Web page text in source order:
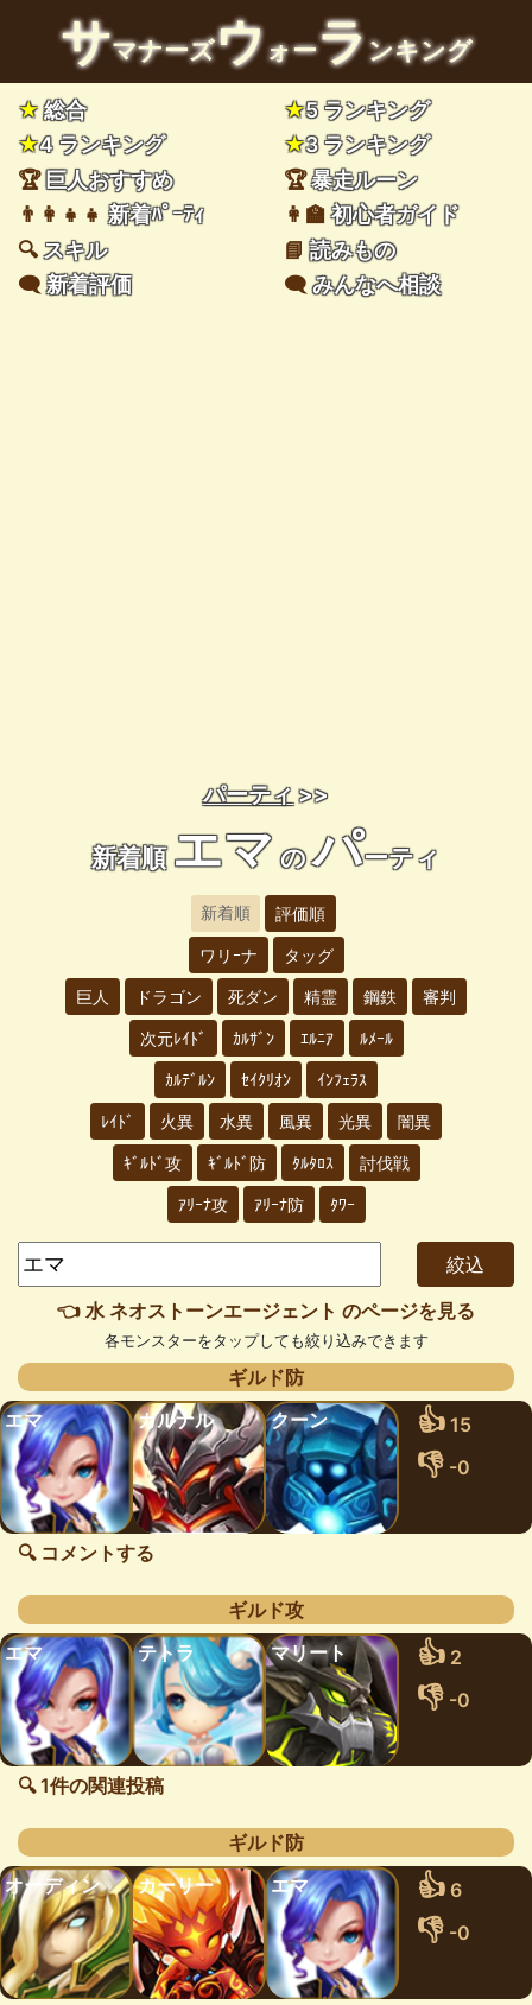
サマナーズウォーランキング
★総合 ★5 ランキング
★4 ランキング ★3 ランキング
🏆巨人おすすめ 🏆暴走ルーン
👨‍👩‍👧‍👧新着ﾊﾟｰﾃｨ 👩‍🏫初心者ガイド
🔍スキル 📘読みもの
🗨️新着評価 🗨️みんなへ相談
パーティ >>
新着順エマ のパーティ
新着順 評価順
ワリｰナ タッグ
巨人 ドラゴン 死ダン 精霊 鋼鉄 審判
次元ﾚｲﾄﾞ ｶﾙｻﾞﾝ ｴﾙﾆｱ ﾙﾒｰﾙ
ｶﾙﾃﾞﾙﾝ ｾｲｸﾘｵﾝ ｲﾝﾌｪﾗｽ
ﾚｲﾄﾞ 火異 水異 風異 光異 闇異
ｷﾞﾙﾄﾞ攻 ｷﾞﾙﾄﾞ防 ﾀﾙﾀﾛｽ 討伐戦
ｱﾘｰﾅ攻 ｱﾘｰﾅ防 ﾀﾜｰ
👈 水 ネオストーンエージェント のページを見る
各モンスターをタップしても絞り込みできます
ギルド防
エマ
カルナル クーン 👍 15
👎 -0
🔍 コメントする
ギルド攻
エマ
テトラ マリート 👍 2
👎 -0
🔍 1件の関連投稿
ギルド防
オーディン
カーリー エマ 👍 6
👎 -0